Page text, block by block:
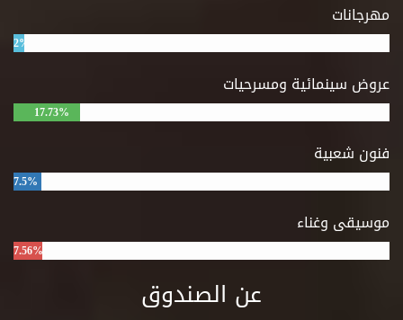
مهرجانات
2%
عروض سينمائية ومسرحيات
17.73%
فنون شعبية
7.5%
موسيقى وغناء
7.56%
عن الصندوق